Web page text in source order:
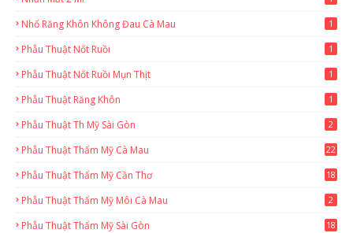
Nhổ Răng Khôn Không Đau Cà Mau 1
Phẫu Thuật Nốt Ruồi 1
Phẫu Thuật Nốt Ruồi Mụn Thịt 1
Phẫu Thuật Răng Khôn 1
Phẫu Thuật Th Mỹ Sài Gòn 2
Phẫu Thuật Thẩm Mỹ Cà Mau
22
Phẫu Thuật Thẩm Mỹ Cần Thơ
18
Phẫu Thuật Thẩm Mỹ Môi Cà Mau 2
Phẫu Thuật Thẩm Mỹ Sài Gòn
18